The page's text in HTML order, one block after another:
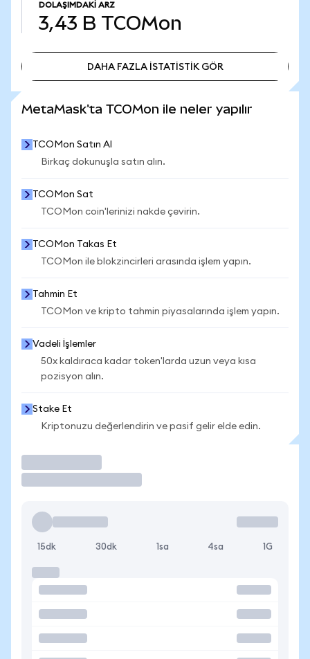
DOLAŞIMDAKI ARZ
3,43 B TCOMon
DAHA FAZLA İSTATİSTİK GÖR
MetaMask'ta TCOMon ile neler yapılır
TCOMon Satın Al
Birkaç dokunuşla satın alın.
TCOMon Sat
TCOMon coin'lerinizi nakde çevirin.
TCOMon Takas Et
TCOMon ile blokzincirleri arasında işlem yapın.
Tahmin Et
TCOMon ve kripto tahmin piyasalarında işlem yapın.
Vadeli İşlemler
50x kaldıraca kadar token'larda uzun veya kısa
pozisyon alın.
Stake Et
Kriptonuzu değerlendirin ve pasif gelir elde edin.
15dk 30dk 1sa 4sa 1G